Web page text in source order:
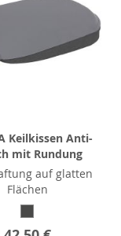
Keilkissen Anti-
mit Rundung
auf glatten
Flächen